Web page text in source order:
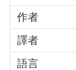
作者
譯者
語言